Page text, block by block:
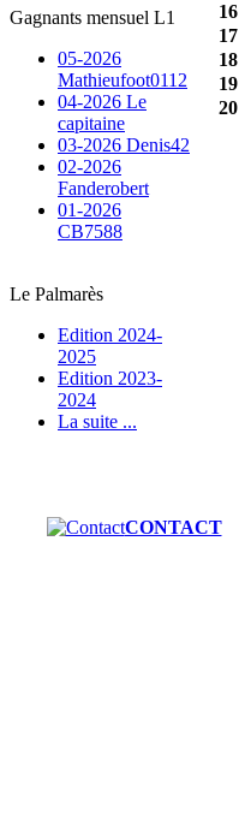
Gagnants mensuel L1
05-2026
Mathieufoot0112
04-2026 Le
capitaine
03-2026 Denis42
02-2026
Fanderobert
01-2026
CB7588
Le Palmarès
Edition 2024-
2025
Edition 2023-
2024
La suite ...
16
17
18
19
20
CONTACT